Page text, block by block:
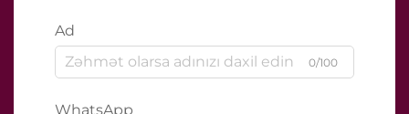
Ad
0/100
WhatsApp